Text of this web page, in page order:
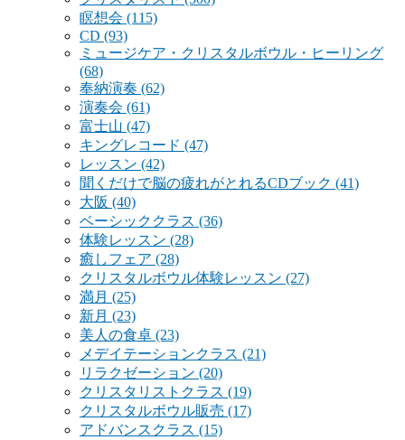
瞑想会 (115)
CD (93)
ミュージケア・クリスタルボウル・ヒーリング
(68)
奉納演奏 (62)
演奏会 (61)
富士山 (47)
キングレコード (47)
レッスン (42)
聞くだけで脳の疲れがとれるCDブック (41)
大阪 (40)
ベーシッククラス (36)
体験レッスン (28)
癒しフェア (28)
クリスタルボウル体験レッスン (27)
満月 (25)
新月 (23)
美人の食卓 (23)
メデイテーションクラス (21)
リラクゼーション (20)
クリスタリストクラス (19)
クリスタルボウル販売 (17)
アドバンスクラス (15)